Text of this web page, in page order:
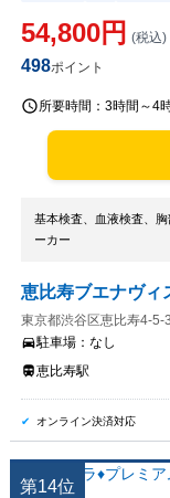
54,800円 (税込)
498ポイント
所要時間： 3時間～4
基本検査、血液検査、
ーカー
恵比寿ブエナヴィ
東京都渋谷区恵比寿4-5-
駐車場： なし
恵比寿駅
オンライン決済対応
第14位